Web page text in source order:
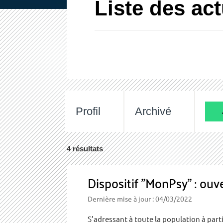
Liste des
Profil Archivé
Vos
résultats
de
recherche
4 résultats
Dispositif "MonPsy" :
Dernière mise à jour : 04/03/2022
S’adressant à toute la population à